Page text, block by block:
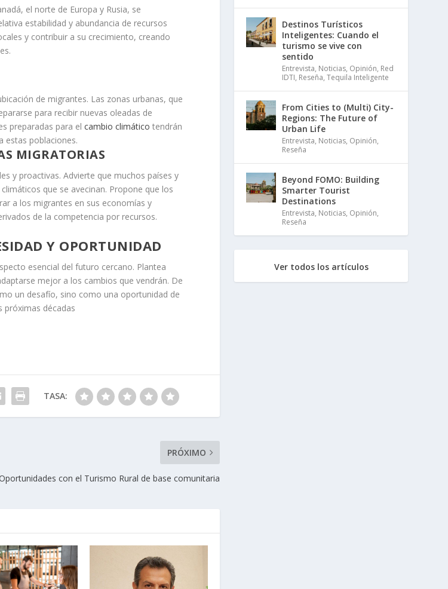
el norte de Europa y Rusia, se
estabilidad y abundancia de recursos
y contribuir a su crecimiento, creando
de migrantes. Las zonas urbanas, que
para recibir nuevas oleadas de
preparadas para elcambio climático tendrán
estas poblaciones.
MIGRATORIAS
y proactivas. Advierte que muchos países y
que se avecinan. Propone que los
a los migrantes en sus economías y
de la competencia por recursos.
Y OPORTUNIDAD
esencial del futuro cercano. Plantea
mejor a los cambios que vendrán. De
un desafío, sino como una oportunidad de
próximas décadas
TASA:
PRÓXIMO
con el Turismo Rural de base comunitaria
Destinos Turísticos
Inteligentes: Cuando el
turismo se vive con
sentido
Entrevista, Noticias, Opinión, Red
IDTI, Reseña,Tequila Inteligente
From Cities to (Multi) City-
Regions: The Future of
Urban Life
Entrevista, Noticias, Opinión,
Reseña
Beyond FOMO: Building
Smarter Tourist
Destinations
Entrevista, Noticias, Opinión,
Reseña
Ver todos los artículos